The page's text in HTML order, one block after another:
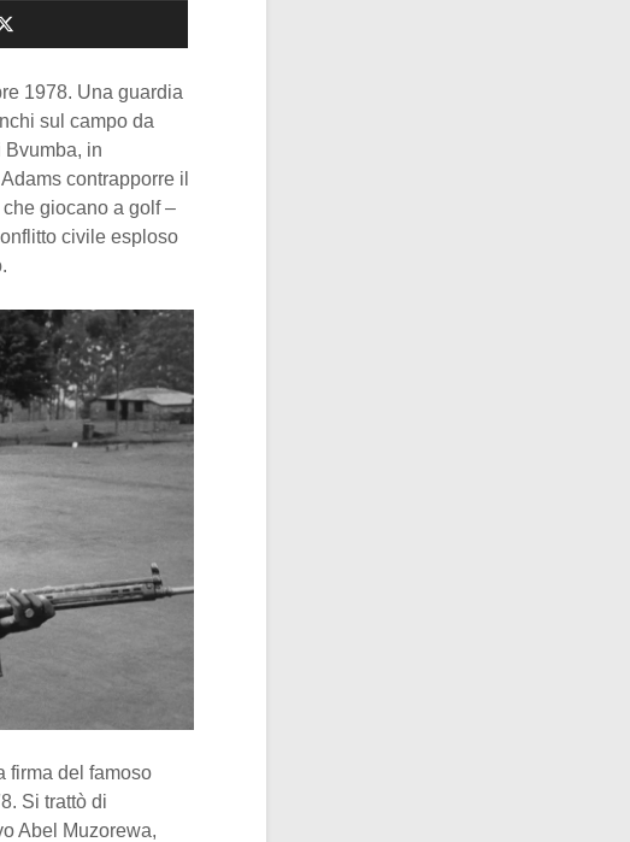
1978. Una guardia
sul campo da
Bvumba, in
contrapporre il
giocano a golf –
civile esploso
firma del famoso
Si trattò di
Abel Muzorewa,